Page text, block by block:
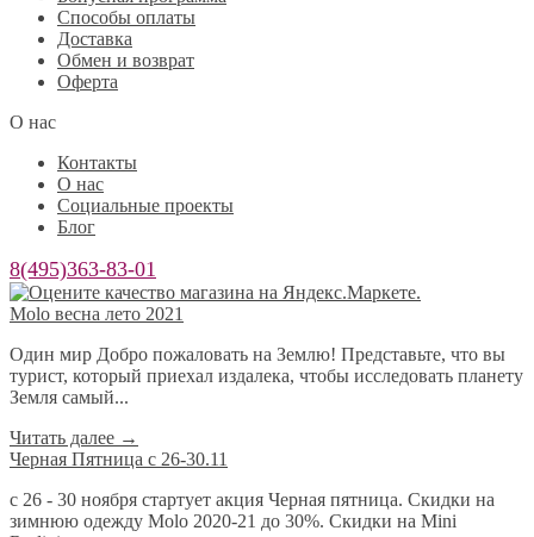
Способы оплаты
Доставка
Обмен и возврат
Оферта
О нас
Контакты
О нас
Социальные проекты
Блог
8(495)363-83-01
Molo весна лето 2021
Один мир Добро пожаловать на Землю! Представьте, что вы
турист, который приехал издалека, чтобы исследовать планету
Земля самый...
Читать далее →
Черная Пятница с 26-30.11
с 26 - 30 ноября стартует акция Черная пятница. Скидки на
зимнюю одежду Molo 2020-21 до 30%. Скидки на Mini